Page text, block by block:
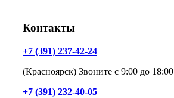
Контакты
+7 (391) 237-42-24
(Красноярск) Звоните с 9:00 до 18:00
+7 (391) 232-40-05